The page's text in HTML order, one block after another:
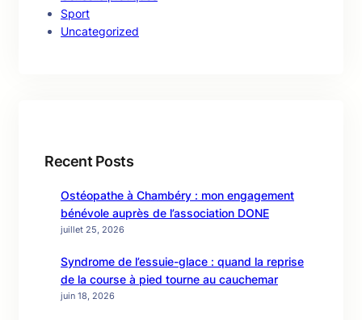
Sport
Uncategorized
Recent Posts
Ostéopathe à Chambéry : mon engagement
bénévole auprès de l’association DONE
juillet 25, 2026
Syndrome de l’essuie-glace : quand la reprise
de la course à pied tourne au cauchemar
juin 18, 2026